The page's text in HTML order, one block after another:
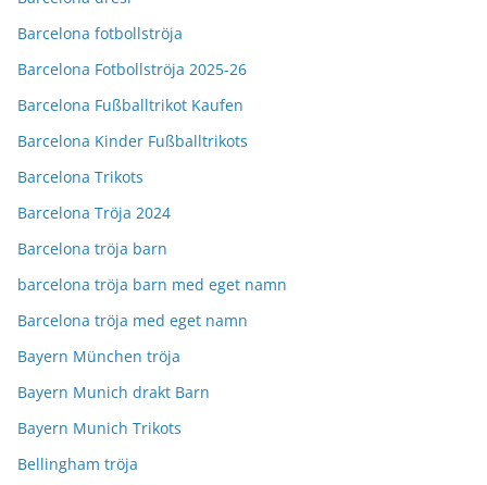
Barcelona fotbollströja
Barcelona Fotbollströja 2025-26
Barcelona Fußballtrikot Kaufen
Barcelona Kinder Fußballtrikots
Barcelona Trikots
Barcelona Tröja 2024
Barcelona tröja barn
barcelona tröja barn med eget namn
Barcelona tröja med eget namn
Bayern München tröja
Bayern Munich drakt Barn
Bayern Munich Trikots
Bellingham tröja